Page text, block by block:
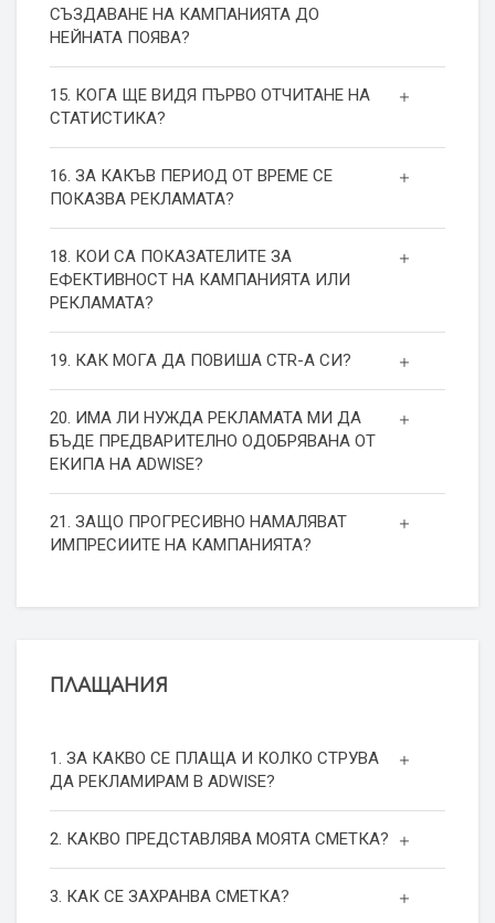
СЪЗДАВАНЕ НА КАМПАНИЯТА ДО
НЕЙНАТА ПОЯВА?
15. КОГА ЩЕ ВИДЯ ПЪРВО ОТЧИТАНЕ НА
СТАТИСТИКА?
16. ЗА КАКЪВ ПЕРИОД ОТ ВРЕМЕ СЕ
ПОКАЗВА РЕКЛАМАТА?
18. КОИ СА ПОКАЗАТЕЛИТЕ ЗА
ЕФЕКТИВНОСТ НА КАМПАНИЯТА ИЛИ
РЕКЛАМАТА?
19. КАК МОГА ДА ПОВИША СТR-А СИ?
20. ИМА ЛИ НУЖДА РЕКЛАМАТА МИ ДА
БЪДЕ ПРЕДВАРИТЕЛНО ОДОБРЯВАНА ОТ
ЕКИПА НА ADWISE?
21. ЗАЩО ПРОГРЕСИВНО НАМАЛЯВАТ
ИМПРЕСИИТЕ НА КАМПАНИЯТА?
ПЛАЩАНИЯ
1. ЗА КАКВО СЕ ПЛАЩА И КОЛКО СТРУВА
ДА РЕКЛАМИРАМ В ADWISE?
2. КАКВО ПРЕДСТАВЛЯВА МОЯТА СМЕТКА?
3. КАК СЕ ЗАХРАНВА СМЕТКА?